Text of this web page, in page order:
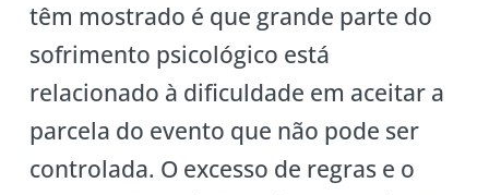
têm mostrado é que grande parte do
sofrimento psicológico está
relacionado à dificuldade em aceitar a
parcela do evento que não pode ser
controlada. O excesso de regras e o